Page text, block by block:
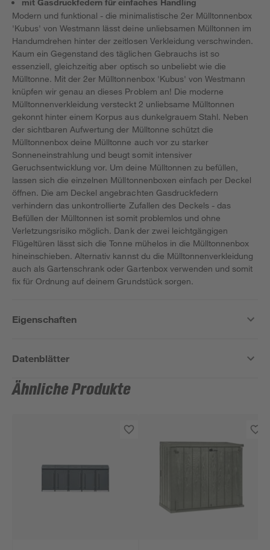
mit Gasdruckfedern für einfaches Handling
Modern und funktional - die minimalistische 2er Mülltonnenbox
'Kubus' von Westmann lässt deine unliebsamen Mülltonnen im
Handumdrehen hinter der zeitlosen Verkleidung verschwinden.
Kaum ein Gegenstand des täglichen Gebrauchs ist so
essenziell, gleichzeitig aber optisch so unbeliebt wie die
Mülltonne. Mit der 2er Mülltonnenbox 'Kubus' von Westmann
knüpfen wir genau an dieses Problem an! Die moderne
Mülltonnenverkleidung versteckt 2 unliebsame Mülltonnen
gekonnt hinter einem Korpus aus dunkelgrauem Stahl. Neben
der sichtbaren Aufwertung der Mülltonne schützt die
Mülltonnenbox deine Mülltonne auch vor zu starker
Sonneneinstrahlung und beugt somit intensiver
Geruchsentwicklung vor. Um deine Mülltonnen zu befüllen,
lassen sich die einzelnen Mülltonnenboxen einfach per Deckel
öffnen. Die am Deckel angebrachten Gasdruckfedern
verhindern das unkontrollierte Zufallen des Deckels - das
Befüllen der Mülltonnen ist somit problemlos und ohne
Verletzungsrisiko möglich. Dank der zwei leichtgängigen
Flügeltüren lässt sich die Tonne mühelos in die Mülltonnenbox
hineinschieben. Alternativ kannst du die Mülltonnenverkleidung
auch als Gartenschrank oder Gartenbox verwenden und somit
fix für Ordnung auf deinem Grundstück sorgen.
Eigenschaften
Datenblätter
Ähnliche Produkte